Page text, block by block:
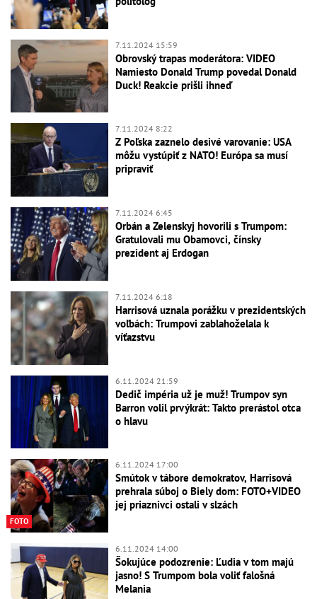
7.11.2024 15:59
Obrovský trapas moderátora: VIDEO
Namiesto Donald Trump povedal Donald
Duck! Reakcie prišli ihneď
7.11.2024 8:22
Z Poľska zaznelo desivé varovanie: USA
môžu vystúpiť z NATO! Európa sa musí
pripraviť
7.11.2024 6:45
Orbán a Zelenskyj hovorili s Trumpom:
Gratulovali mu Obamovci, čínsky
prezident aj Erdogan
7.11.2024 6:18
Harrisová uznala porážku v prezidentských
voľbách: Trumpovi zablahoželala k
víťazstvu
6.11.2024 21:59
Dedič impéria už je muž! Trumpov syn
Barron volil prvýkrát: Takto prerástol otca
o hlavu
FOTO
6.11.2024 17:00
Smútok v tábore demokratov, Harrisová
prehrala súboj o Biely dom: FOTO+VIDEO
jej priaznivci ostali v slzách
6.11.2024 14:00
Šokujúce podozrenie: Ľudia v tom majú
jasno! S Trumpom bola voliť falošná
Melania